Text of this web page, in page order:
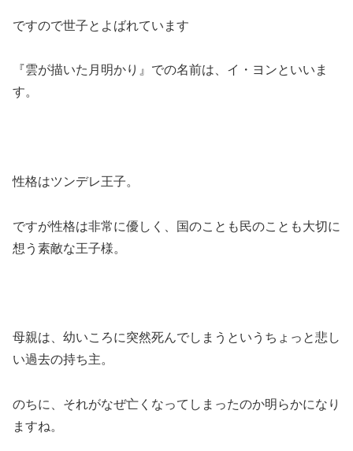
ですので世子とよばれています
『雲が描いた月明かり』での名前は、イ・ヨンといいま
す。
性格はツンデレ王子。
ですが性格は非常に優しく、国のことも民のことも大切に
想う素敵な王子様。
母親は、幼いころに突然死んでしまうというちょっと悲し
い過去の持ち主。
のちに、それがなぜ亡くなってしまったのか明らかになり
ますね。